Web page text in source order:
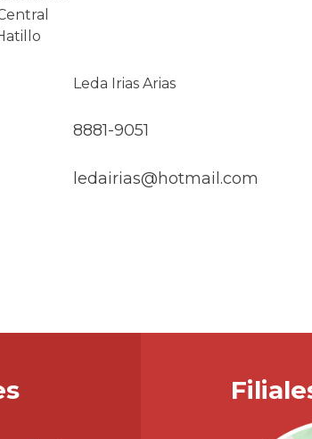
Leda Irias Arias
8881-9051
ledairias@hotmail.com